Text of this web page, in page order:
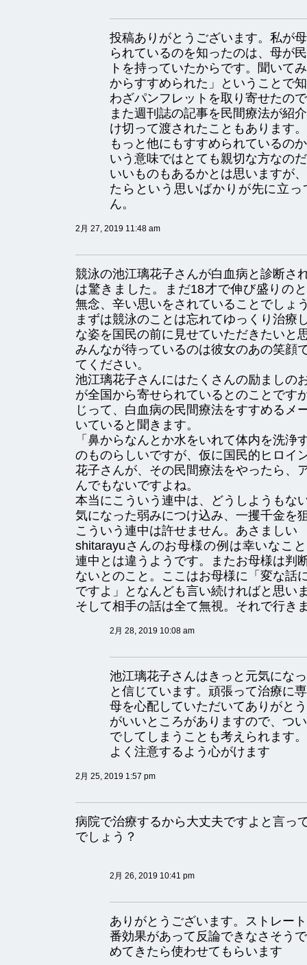
投稿ありがとうございます。私が
られているのを知ったのは、母が
トを持っていたからです。聞いて
からすすめられた」ということで
わざパンフレットを取り寄せたの
また週刊誌の記事を民間療法が紹
け切って渡されたこともあります。
もっと他にもすすめられているの
いう意味ではとても親切な方なの
いいものもあるかとは思いますが
たらという思いばかりが先に立
ん。
2月 27, 2019 11:48 am
競泳の池江璃花子さんが白血病と診断さ
は驚きました。まだ18才で伸び盛りの
無念、辛い思いをされていることでしょ
まずは競泳のことは忘れてゆっくり治療
な姿を国民の前に見せていただきたいと
みんなが待っているのは彼女のあの笑顔
てください。
池江璃花子さんにはたくさんの励ましの
が全国から寄せられているとのことです
じって、白血病の民間療法をすすめるメ
いていると聞きます。
「鼻からなんとか水をいれて体内を洗浄
のものらしいですが、仮に国民的ヒロイ
花子さんが、その民間療法をやったら、
んでもないですよね。
本当にこういう連中は、どうしようもな
気になった弱みにつけ込み、一攫千金を
こういう連中は許せません。あさましい
shitarayuさんのお母様の例は幸いなこ
連中とは違うようです。またお母様は判
ないとのこと。ここはお母様に「変な話
ですよ」となんども言い続ければと思い
そして相手の話は全て無視。それで行き
2月 28, 2019 10:08 am
池江璃花子さんはきっと元気にな
と信じています。頑張って治療に
母を心配していただいてありがと
がいいところがありますので、つ
でしてしまうことも考えられます。
よく注意するよう心がけます
2月 25, 2019 1:57 pm
病院で治療するから大丈夫ですよと言っ
でしょう？
2月 26, 2019 10:41 pm
ありがとうございます。ストレー
番効果があって反論できなさそう
めてきたら使わせてもらいます